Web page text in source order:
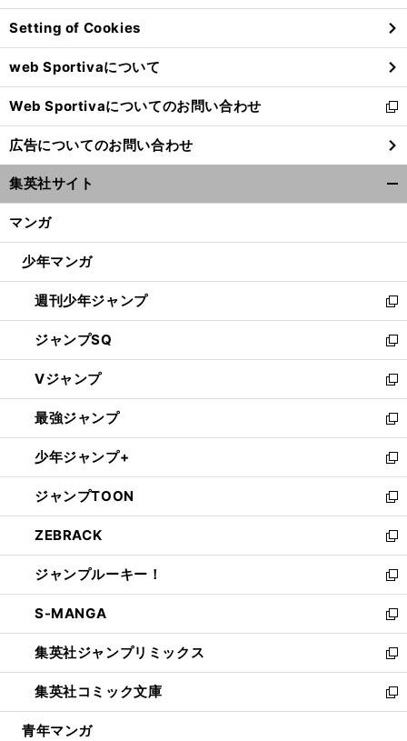
ン
ド
ウ
で
開
く
Setting of Cookies
web Sportivaについて
Web Sportivaについてのお問い合わせ
新
し
い
ウ
ィ
ン
ウ
開
く
広告についてのお問い合わせ
集英社サイト
マンガ
少年マンガ
週刊少年ジャンプ
新
し
い
ウ
ィ
ン
ド
ウ
で
開
く
ジャンプSQ
新
し
い
ウ
ィ
ン
ド
ウ
で
開
く
Vジャンプ
新
し
い
ウ
ィ
ン
ド
ウ
で
開
く
最強ジャンプ
新
し
い
ウ
ィ
ン
ド
ウ
で
開
く
少年ジャンプ+
新
し
い
ウ
ィ
ン
ド
ウ
で
開
く
ジャンプTOON
新
し
い
ウ
ィ
ン
ド
ウ
で
開
く
ZEBRACK
新
し
い
ウ
ィ
ン
ド
ウ
で
開
ジャンプルーキー！
新
し
い
ウ
ィ
ン
ド
ウ
S-MANGA
新
し
い
ウ
ィ
ン
集英社ジャンプリミックス
新
し
い
ウ
集英社コミック文庫
新
し
青年マンガ